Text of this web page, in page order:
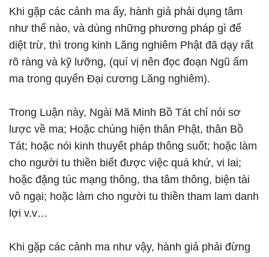
Khi gặp các cảnh ma ấy, hành giả phải dụng tâm
như thế nào, và dùng những phương pháp gì để
diệt trừ, thì trong kinh Lăng nghiêm Phật đã dạy rất
rõ ràng và kỹ lưỡng, (quí vị nên đọc đoạn Ngũ ấm
ma trong quyển Đại cương Lăng nghiêm).
Trong Luận này, Ngài Mã Minh Bồ Tát chỉ nói sơ
lược về ma; Hoặc chúng hiện thân Phật, thân Bồ
Tát; hoặc nói kinh thuyết pháp thông suốt; hoặc làm
cho người tu thiền biết được việc quá khứ, vi lai;
hoặc đặng túc mạng thông, tha tâm thông, biện tài
vô ngại; hoặc làm cho người tu thiền tham lam danh
lợi v.v…
Khi gặp các cảnh ma như vậy, hành giả phải đừng